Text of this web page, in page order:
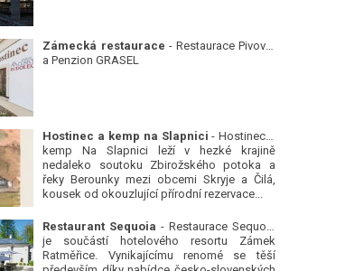
Zámecká restaurace - Restaurace Pivovar
a Penzion GRASEL
Hostinec a kemp na Slapnici - Hostinec a
kemp Na Slapnici leží v hezké krajině
nedaleko soutoku Zbirožského potoka a
řeky Berounky mezi obcemi Skryje a Čilá,
kousek od okouzlující přírodní rezervace...
Restaurant Sequoia - Restaurace Sequoia
je součástí hotelového resortu Zámek
Ratměřice. Vynikajícímu renomé se těší